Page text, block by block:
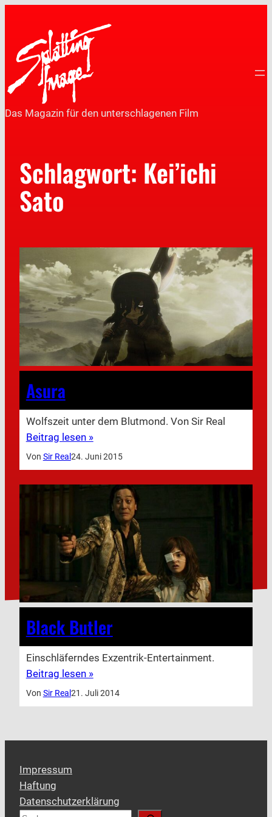
Das Magazin für den unterschlagenen Film
Schlagwort: Kei’ichi
Sato
Asura
Wolfszeit unter dem Blutmond. Von Sir Real
Beitrag lesen »
Von Sir Real 24. Juni 2015
Black Butler
Einschläferndes Exzentrik-Entertainment.
Beitrag lesen »
Von Sir Real 21. Juli 2014
Impressum
Haftung
Datenschutzerklärung